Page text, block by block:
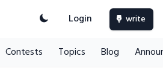
Login write
Contests Topics Blog